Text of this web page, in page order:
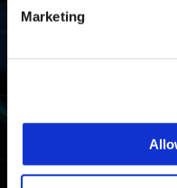
Marketing
PlayStation🄬4